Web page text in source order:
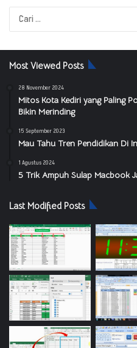
Most Viewed Posts
28 November 2024
Mitos Kota Kediri yang Paling
Bikin Merinding
15 September 2023
Mau Tahu Tren Pendidikan Di
1 Agustus 2024
5 Trik Ampuh Sulap Macbook
Last Modified Posts